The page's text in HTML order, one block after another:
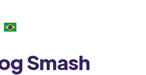
Smash